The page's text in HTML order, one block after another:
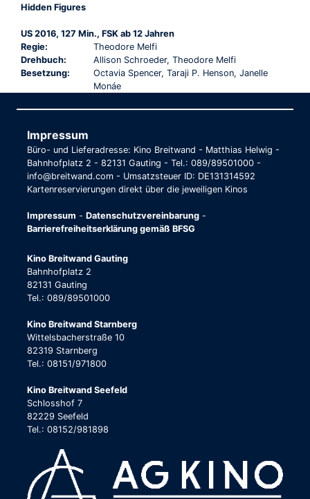
Hidden Figures
US 2016, 127 Min., FSK ab 12 Jahren
Regie:
Theodore Melfi
Drehbuch:
Allison Schroeder, Theodore Melfi
Besetzung:
Octavia Spencer, Taraji P. Henson, Janelle
Monáe
Impressum
Büro- und Lieferadresse: Kino Breitwand - Matthias Helwig -
Bahnhofplatz 2 - 82131 Gauting - Tel.: 089/89501000 -
info@breitwand.com - Umsatzsteuer ID: DE131314592
Kartenreservierungen direkt über die jeweiligen Kinos
Impressum - Datenschutzvereinbarung -
Barrierefreiheitserklärung gemäß BFSG
Kino Breitwand Gauting
Bahnhofplatz 2
82131 Gauting
Tel.: 089/89501000
Kino Breitwand Starnberg
Wittelsbacherstraße 10
82319 Starnberg
Tel.: 08151/971800
Kino Breitwand Seefeld
Schlosshof 7
82229 Seefeld
Tel.: 08152/981898